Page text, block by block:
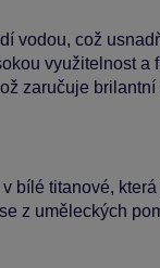
vodou, což
využitelnost a
zaručuje brilantní
bílé titanové,
z uměleckých